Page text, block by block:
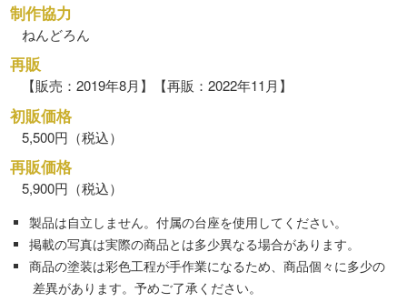
制作協力
ねんどろん
再販
【販売：2019年8月】【再販：2022年11月】
初販価格
5,500円（税込）
再販価格
5,900円（税込）
製品は自立しません。付属の台座を使用してください。
掲載の写真は実際の商品とは多少異なる場合があります。
商品の塗装は彩色工程が手作業になるため、商品個々に多少の
差異があります。予めご了承ください。